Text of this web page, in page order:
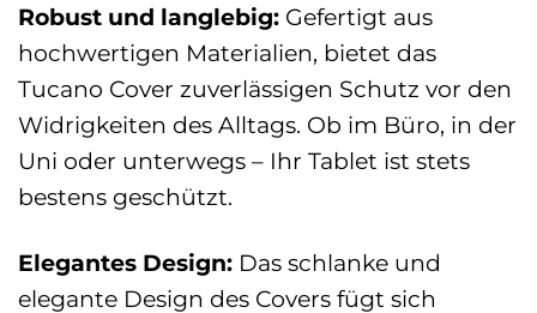
Robust und langlebig: Gefertigt aus
hochwertigen Materialien, bietet das
Tucano Cover zuverlässigen Schutz vor den
Widrigkeiten des Alltags. Ob im Büro, in der
Uni oder unterwegs – Ihr Tablet ist stets
bestens geschützt.
Elegantes Design: Das schlanke und
elegante Design des Covers fügt sich